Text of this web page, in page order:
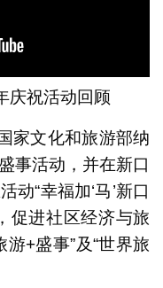
庆祝活动回顾
家文化和旅游部纳
事活动，并在新口
动“幸福加‘马’新口
促进社区经济与旅
+盛事”及“世界旅